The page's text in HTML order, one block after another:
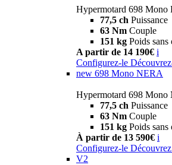
Hypermotard 698 Mono
77,5 ch Puissance
63 Nm Couple
151 kg Poids sans
A partir de 14 190€ i
Configurez-le
new 698 Mono NERA
Hypermotard 698 Mono
77,5 ch Puissance
63 Nm Couple
151 kg Poids sans
À partir de 13 590€ i
Configurez-le
V2